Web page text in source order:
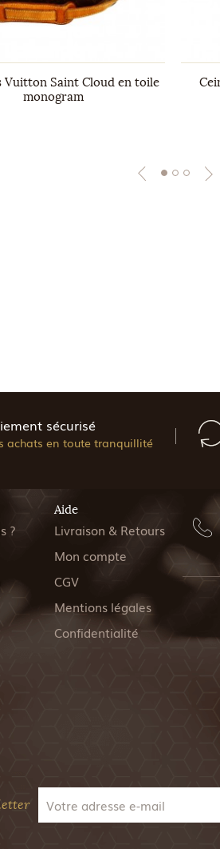
Vuitton Saint Cloud en toile
monogram
sécurisé
achats en toute tranquillité
?
Aide
Livraison & Retours
Mon compte
CGV
Mentions légales
Confidentialité